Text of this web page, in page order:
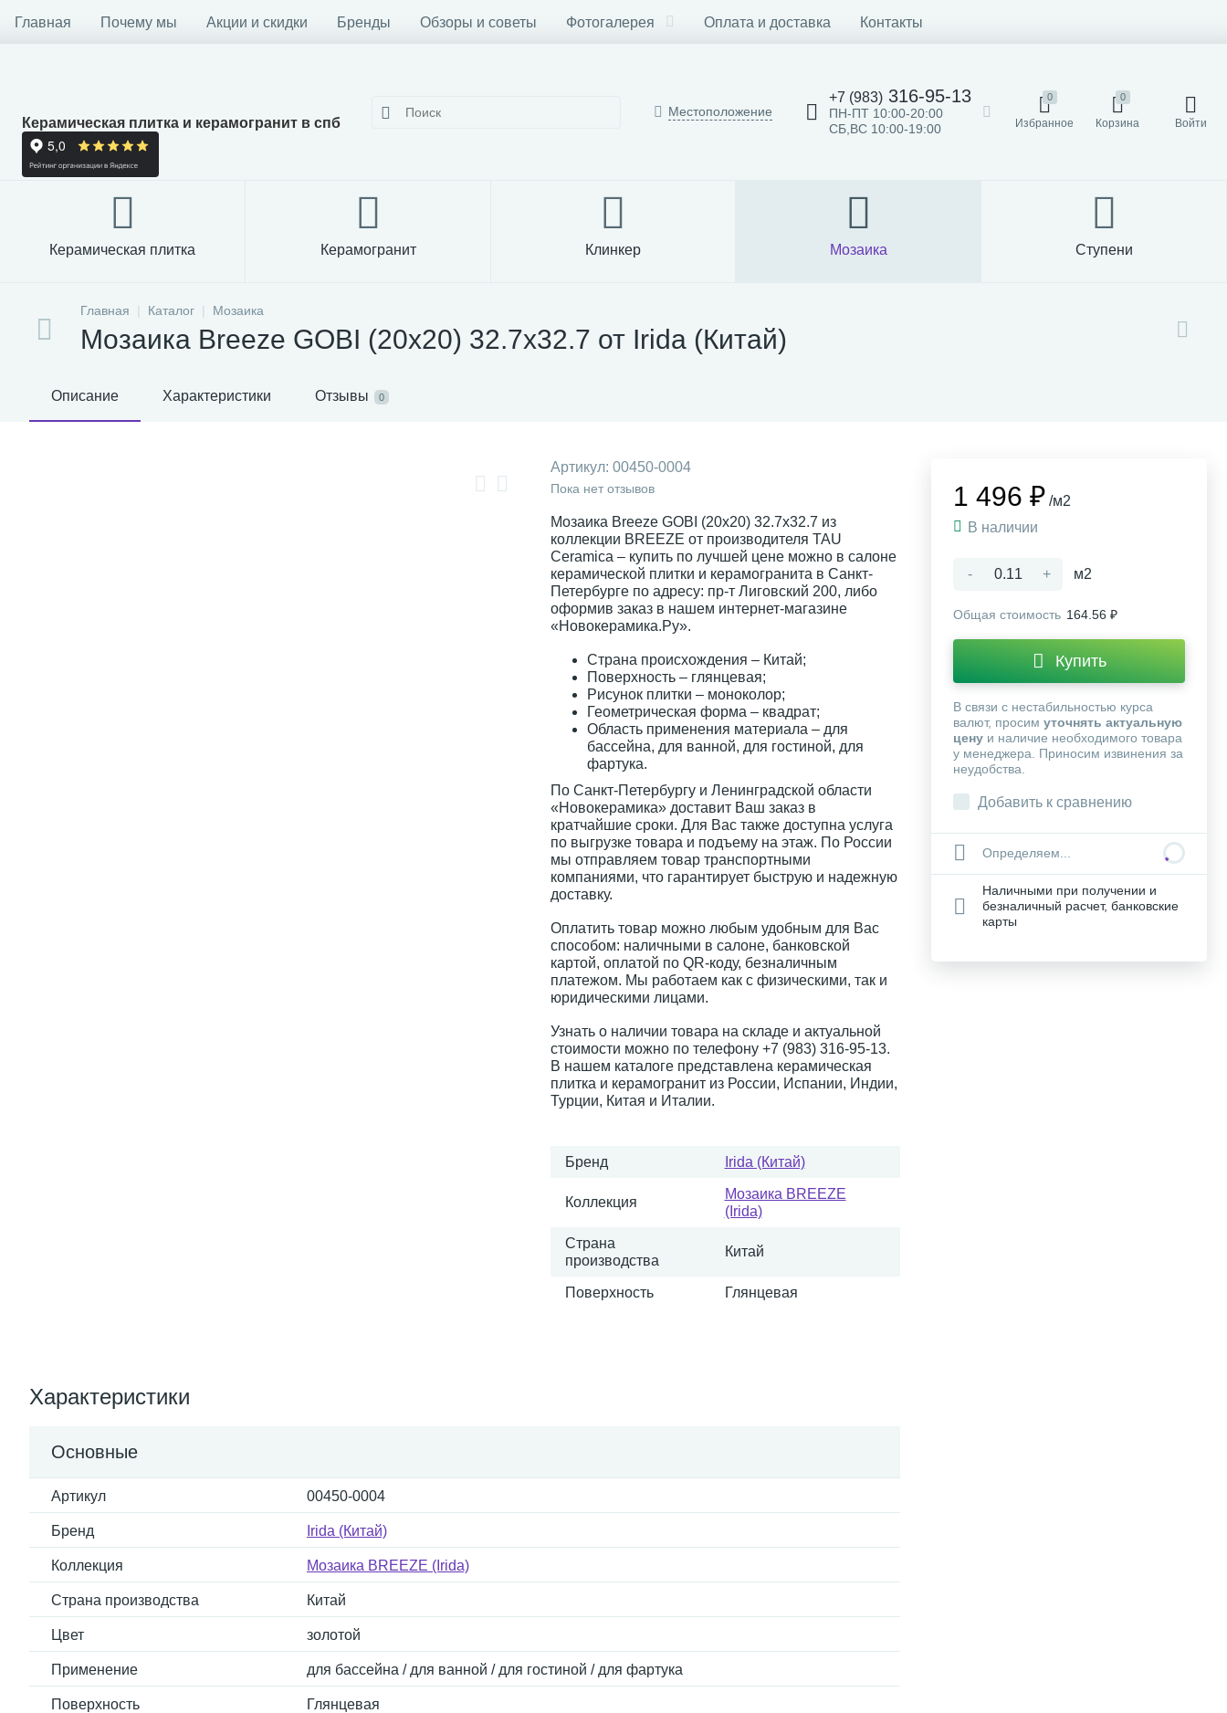
Главная Почему мы Акции и скидки Бренды Обзоры и советы Фотогалерея Оплата и доставка Контакты
Керамическая плитка и керамогранит в спб
Местоположение
+7 (983) 316-95-13
ПН-ПТ 10:00-20:00
СБ,ВС 10:00-19:00
0
Избранное
0
Корзина Войти
Керамическая плитка Керамогранит Клинкер Мозаика Ступени
Главная Каталог Мозаика
Мозаика Breeze GOBI (20x20) 32.7x32.7 от Irida (Китай)
Описание Характеристики Отзывы 0
Артикул: 00450-0004
Пока нет отзывов
Мозаика Breeze GOBI (20x20) 32.7x32.7 из
коллекции BREEZE от производителя TAU
Ceramica – купить по лучшей цене можно в салоне
керамической плитки и керамогранита в Санкт-
Петербурге по адресу: пр-т Лиговский 200, либо
оформив заказ в нашем интернет-магазине
«Новокерамика.Ру».
Страна происхождения – Китай;
Поверхность – глянцевая;
Рисунок плитки – моноколор;
Геометрическая форма – квадрат;
Область применения материала – для
бассейна, для ванной, для гостиной, для
фартука.
По Санкт-Петербургу и Ленинградской области
«Новокерамика» доставит Ваш заказ в
кратчайшие сроки. Для Вас также доступна услуга
по выгрузке товара и подъему на этаж. По России
мы отправляем товар транспортными
компаниями, что гарантирует быструю и надежную
доставку.
Оплатить товар можно любым удобным для Вас
способом: наличными в салоне, банковской
картой, оплатой по QR-коду, безналичным
платежом. Мы работаем как с физическими, так и
юридическими лицами.
Узнать о наличии товара на складе и актуальной
стоимости можно по телефону +7 (983) 316-95-13.
В нашем каталоге представлена керамическая
плитка и керамогранит из России, Испании, Индии,
Турции, Китая и Италии.
Бренд Irida (Китай)
Коллекция
Мозаика BREEZE
(Irida)
Страна
производства
Китай
Поверхность Глянцевая
Характеристики
Основные
Артикул 00450-0004
Бренд Irida (Китай)
Коллекция Мозаика BREEZE (Irida)
Страна производства Китай
Цвет золотой
Применение для бассейна / для ванной / для гостиной / для фартука
Поверхность Глянцевая
1 496 ₽ /м2
В наличии
- + м2
Общая стоимость 164.56 ₽
Купить
В связи с нестабильностью курса
валют, просим уточнять актуальную
цену и наличие необходимого товара
у менеджера. Приносим извинения за
неудобства.
Добавить к сравнению
Определяем...
Наличными при получении и
безналичный расчет, банковские
карты